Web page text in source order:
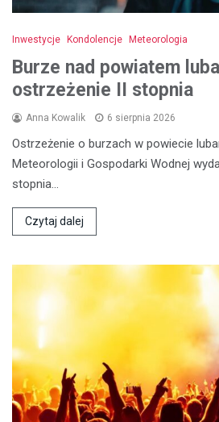
Inwestycje Kondolencje Meteorologia
Burze nad powiatem
ostrzeżenie II stopnia
Anna Kowalik 6 sierpnia 2026
Ostrzeżenie o burzach w powiecie
Meteorologii i Gospodarki Wodnej
stopnia…
Czytaj dalej